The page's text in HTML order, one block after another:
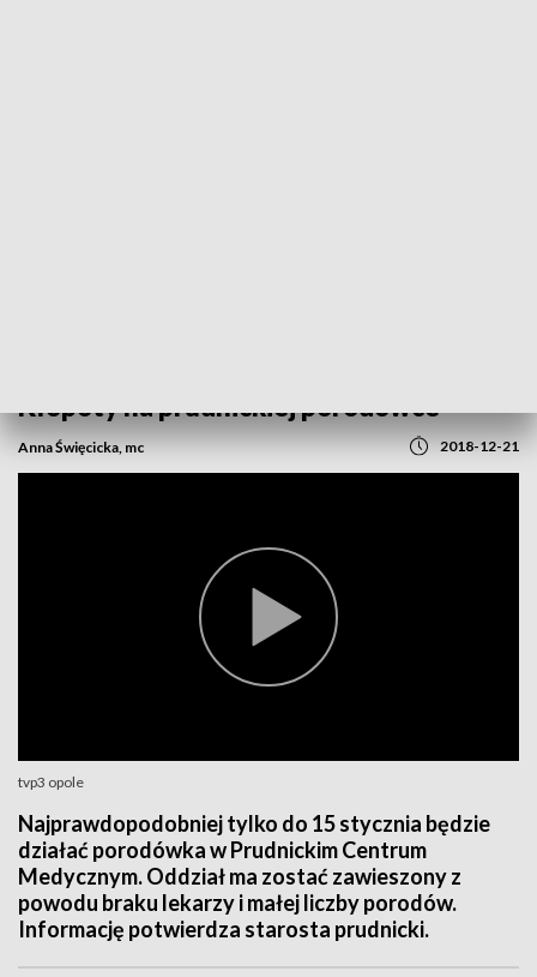
Kłopoty na prudnickiej porodówce
Anna Święcicka, mc 2018-12-21
tvp3 opole
Najprawdopodobniej tylko do 15 stycznia będzie
działać porodówka w Prudnickim Centrum
Medycznym. Oddział ma zostać zawieszony z
powodu braku lekarzy i małej liczby porodów.
Informację potwierdza starosta prudnicki.